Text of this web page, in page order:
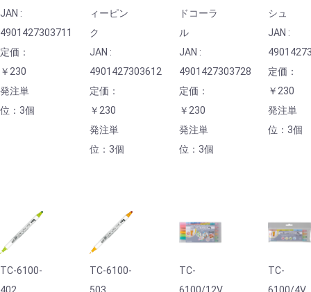
JAN :
4901427303711
定価：
￥230
発注単
位：3個
ィーピン
ク
JAN :
4901427303612
定価：
￥230
発注単
位：3個
ドコーラ
ル
JAN :
4901427303728
定価：
￥230
発注単
位：3個
シュ
JAN :
定価：
￥230
発注単
位：3個
TC-6100-
402
TC-6100-
503
TC-
6100/12V
TC-
6100/4V